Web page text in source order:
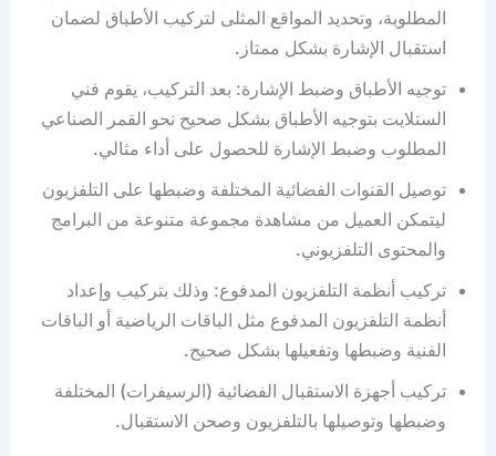
المطلوبة، وتحديد المواقع المثلى لتركيب الأطباق لضمان
استقبال الإشارة بشكل ممتاز.
توجيه الأطباق وضبط الإشارة: بعد التركيب، يقوم فني
الستلايت بتوجيه الأطباق بشكل صحيح نحو القمر الصناعي
المطلوب وضبط الإشارة للحصول على أداء مثالي.
توصيل القنوات الفضائية المختلفة وضبطها على التلفزيون
ليتمكن العميل من مشاهدة مجموعة متنوعة من البرامج
والمحتوى التلفزيوني.
تركيب أنظمة التلفزيون المدفوع: وذلك بتركيب وإعداد
أنظمة التلفزيون المدفوع مثل الباقات الرياضية أو الباقات
الفنية وضبطها وتفعيلها بشكل صحيح.
تركيب أجهزة الاستقبال الفضائية (الرسيفرات) المختلفة
وضبطها وتوصيلها بالتلفزيون وصحن الاستقبال.